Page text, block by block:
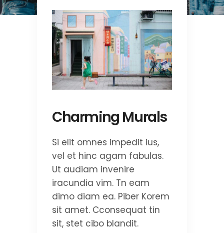
Charming Murals
Si elit omnes impedit ius,
vel et hinc agam fabulas.
Ut audiam invenire
iracundia vim. Tn eam
dimo diam ea. Piber Korem
sit amet. Cconsequat tin
sit, stet cibo blandit.